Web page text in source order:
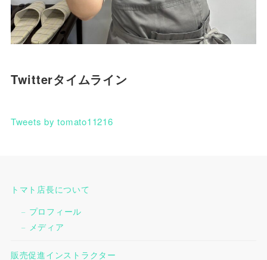
Twitterタイムライン
Tweets by tomato11216
トマト店長について
プロフィール
メディア
販売促進インストラクター